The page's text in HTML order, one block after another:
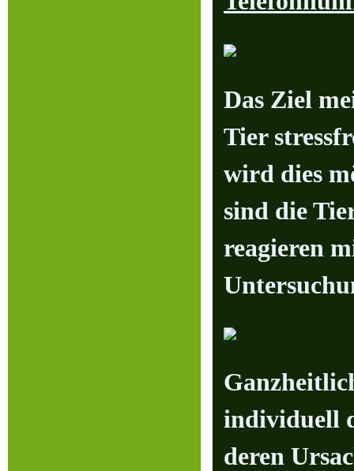
Das Ziel
Tier
wird dies
sind die
reagieren
individuell
deren